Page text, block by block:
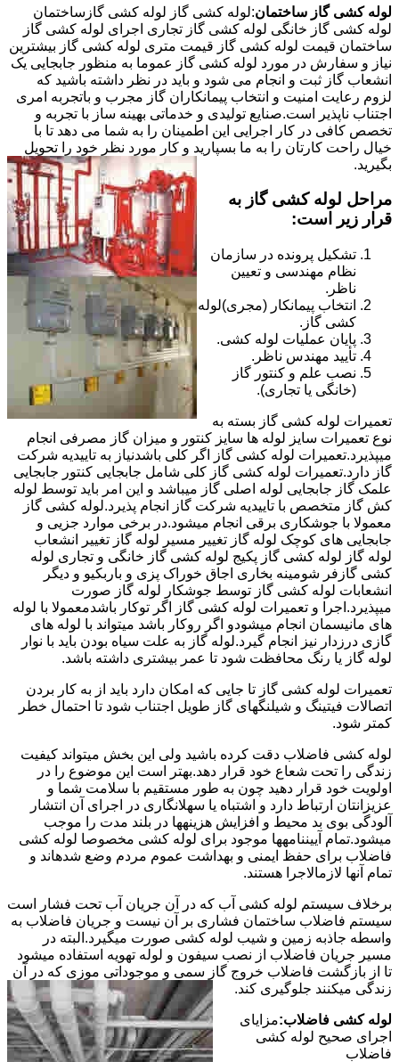
لوله کشی گاز ساختمان:لوله کشی گاز لوله کشی گازساختمان
لوله کشی گاز خانگی لوله کشی گاز تجاری اجرای لوله کشی گاز
ساختمان قیمت لوله کشی گاز قیمت متری لوله کشی گاز بیشترین
نیاز و سفارش در مورد لوله کشی گاز عموما به منظور جابجایی یک
انشعاب گاز ثبت و انجام می شود و باید در نظر داشته باشید که
لزوم رعایت امنیت و انتخاب پیمانکاران گاز مجرب و باتجربه امری
اجتناب ناپذیر است.صنایع تولیدی و خدماتی بهینه ساز با تجربه و
تخصص کافی در کار اجرایی این اطمینان را به شما می دهد تا با
خیال راحت کارتان را به ما بسپارید و کار مورد نظر خود را تحویل
بگیرید.
مراحل لوله کشی گاز به
قرار زیر است:
تشکیل پرونده در سازمان
نظام مهندسی و تعیین
ناظر.
انتخاب پیمانکار (مجری)لوله
کشی گاز.
پایان عملیات لوله کشی.
تأیید مهندس ناظر.
نصب علم و کنتور گاز
(خانگی یا تجاری).
تعمیرات لوله کشی گاز بسته به
نوع تعمیرات سایز لوله ها سایز کنتور و میزان گاز مصرفی انجام
میپذیرد.تعمیرات لوله کشی گاز اگر کلی باشدنیاز به تاییدیه شرکت
گاز دارد.تعمیرات لوله کشی گاز کلی شامل جابجایی کنتور جابجایی
علمک گاز جابجایی لوله اصلی گاز میباشد و این امر باید توسط لوله
کش گاز متخصص با تاییدیه شرکت گاز انجام پذیرد.لوله کشی گاز
معمولا با جوشکاری برقی انجام میشود.در برخی موارد جزیی و
جابجایی های کوچک لوله گاز تغییر مسیر لوله گاز تغییر انشعاب
لوله گاز لوله کشی گاز پکیج لوله کشی گاز خانگی و تجاری لوله
کشی گازفر شومینه بخاری اجاق خوراک پزی و باربکیو و دیگر
انشعابات لوله کشی گاز توسط جوشکار لوله گاز صورت
میپذیرد.اجرا و تعمیرات لوله کشی گاز اگر توکار باشدمعمولا با لوله
های مانیسمان انجام میشودو اگر روکار باشد میتواند با لوله های
گازی درزدار نیز انجام گیرد.لوله گاز به علت سیاه بودن باید با نوار
لوله گاز یا رنگ محافظت شود تا عمر بیشتری داشته باشد.
تعمیرات لوله کشی گاز تا جایی که امکان دارد باید از به کار بردن
اتصالات فیتینگ و شیلنگهای گاز طویل اجتناب شود تا احتمال خطر
کمتر شود.
لوله کشی فاضلاب دقت کرده باشید ولی این بخش میتواند کیفیت
زندگی را تحت شعاع خود قرار دهد.بهتر است این موضوع را در
اولویت خود قرار دهید چون به طور مستقیم با سلامت شما و
عزیزانتان ارتباط دارد و اشتباه یا سهلانگاری در اجرای آن انتشار
آلودگی بوی بد محیط و افزایش هزینهها در بلند مدت را موجب
میشود.تمام آییننامهها موجود برای لوله کشی مخصوصا لوله کشی
فاضلاب برای حفظ ایمنی و بهداشت عموم مردم وضع شدهاند و
تمام آنها لازمالاجرا هستند.
برخلاف سیستم لوله کشی آب که در آن جریان آب تحت فشار است
سیستم فاضلاب ساختمان فشاری بر آن نیست و جریان فاضلاب به
واسطه جاذبه زمین و شیب لوله کشی صورت میگیرد.البته در
مسیر جریان فاضلاب از نصب سیفون و لوله تهویه استفاده میشود
تا از بازگشت فاضلاب خروج گاز سمی و موجوداتی موزی که در آن
زندگی میکنند جلوگیری کند.
لوله کشی فاضلاب:مزایای
اجرای صحیح لوله کشی
فاضلاب